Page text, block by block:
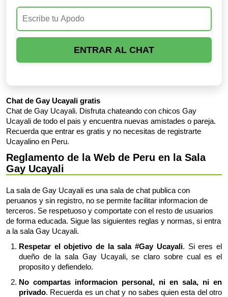
ENTRAR AL CHAT
Chat de Gay Ucayali gratis
Chat de Gay Ucayali. Disfruta chateando con chicos Gay
Ucayali de todo el pais y encuentra nuevas amistades o pareja.
Recuerda que entrar es gratis y no necesitas de registrarte
Ucayalino en Peru.
Reglamento de la Web de Peru en la Sala
Gay Ucayali
La sala de Gay Ucayali es una sala de chat publica con
peruanos y sin registro, no se permite facilitar informacion de
terceros. Se respetuoso y comportate con el resto de usuarios
de forma educada. Sigue las siguientes reglas y normas, si entra
a la sala Gay Ucayali.
Respetar el objetivo de la sala #Gay Ucayali. Si eres el
dueño de la sala Gay Ucayali, se claro sobre cual es el
proposito y defiendelo.
No compartas informacion personal, ni en sala, ni en
privado. Recuerda es un chat y no sabes quien esta del otro